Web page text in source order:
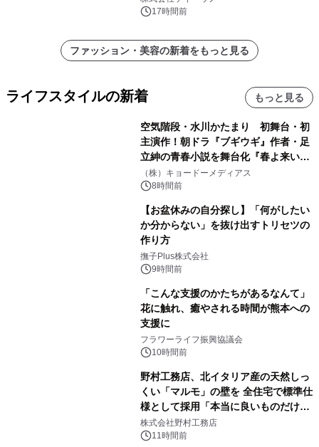
17時間前
ファッション・美容の新着をもっと見る
ライフスタイルの新着 もっと見る
空気階段・水川かたまり 初舞台・初
主演作！朝ドラ『ブギウギ』作者・足
立紳の青春小説を舞台化『春よ来い、
マジで来い』キービジュアル解禁！
（株）キョードーメディアス
8時間前
【お盆休みの自分探し】「何がしたい
か分からない」を抜け出すトリセツの
作り方
撫子Plus株式会社
9時間前
「こんな支援のかたちがあるなんて」
花に触れ、癒やされる時間が熊本への
支援に
フラワーライフ振興協議会
10時間前
野村工務店、北イタリア産の天然しっ
くい「マルモ」の壁を 全住宅で標準仕
様として採用「本当に良いものだけに
こだわる」
株式会社野村工務店
11時間前